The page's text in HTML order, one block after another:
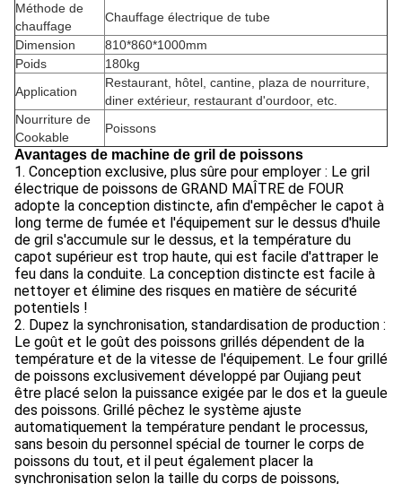
Méthode de
chauffage
Chauffage électrique de tube
Dimension
810*860*1000mm
Poids
180kg
Application
Restaurant, hôtel, cantine, plaza de nourriture,
diner extérieur, restaurant d'ourdoor, etc.
Nourriture de
Cookable
Poissons
Avantages de machine de gril de poissons
1. Conception exclusive, plus sûre pour employer : Le gril
électrique de poissons de GRAND MAÎTRE de FOUR
adopte la conception distincte, afin d'empêcher le capot à
long terme de fumée et l'équipement sur le dessus d'huile
de gril s'accumule sur le dessus, et la température du
capot supérieur est trop haute, qui est facile d'attraper le
feu dans la conduite. La conception distincte est facile à
nettoyer et élimine des risques en matière de sécurité
potentiels !
2. Dupez la synchronisation, standardisation de production :
Le goût et le goût des poissons grillés dépendent de la
température et de la vitesse de l'équipement. Le four grillé
de poissons exclusivement développé par Oujiang peut
être placé selon la puissance exigée par le dos et la gueule
des poissons. Grillé pêchez le système ajuste
automatiquement la température pendant le processus,
sans besoin du personnel spécial de tourner le corps de
poissons du tout, et il peut également placer la
synchronisation selon la taille du corps de poissons,